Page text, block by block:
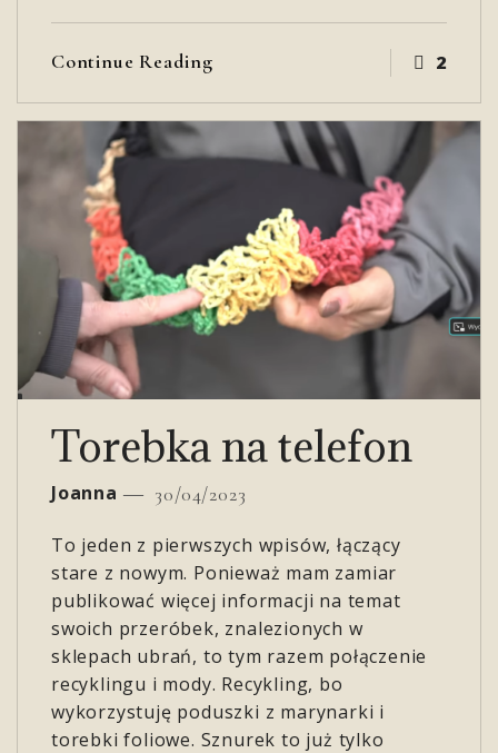
Continue Reading 2
Torebka na telefon
Joanna 30/04/2023
To jeden z pierwszych wpisów, łączący
stare z nowym. Ponieważ mam zamiar
publikować więcej informacji na temat
swoich przeróbek, znalezionych w
sklepach ubrań, to tym razem połączenie
recyklingu i mody. Recykling, bo
wykorzystuję poduszki z marynarki i
torebki foliowe. Sznurek to już tylko